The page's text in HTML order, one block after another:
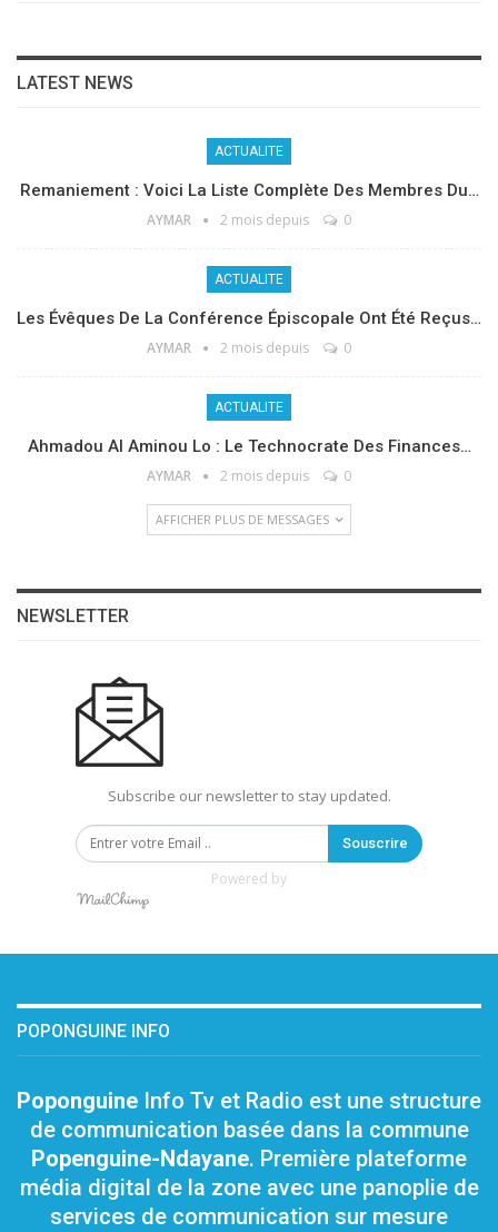
LATEST NEWS
ACTUALITE
Remaniement : Voici La Liste Complète Des Membres Du…
AYMAR 2 mois depuis 0
ACTUALITE
Les Évêques De La Conférence Épiscopale Ont Été Reçus…
AYMAR 2 mois depuis 0
ACTUALITE
Ahmadou Al Aminou Lo : Le Technocrate Des Finances…
AYMAR 2 mois depuis 0
AFFICHER PLUS DE MESSAGES
NEWSLETTER
Subscribe our newsletter to stay updated.
Souscrire
Powered by
POPONGUINE INFO
Poponguine Info Tv et Radio est une structure
de communication basée dans la commune
Popenguine-Ndayane. Première plateforme
média digital de la zone avec une panoplie de
services de communication sur mesure